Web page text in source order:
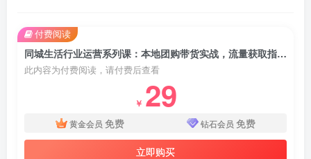
同城生活行业运营系列课：本地团购带货实战，流量获取指南…
此内容为付费阅读，请付费后查看
￥ 29
黄金会员 免费 钻石会员 免费
立即购买
付费阅读